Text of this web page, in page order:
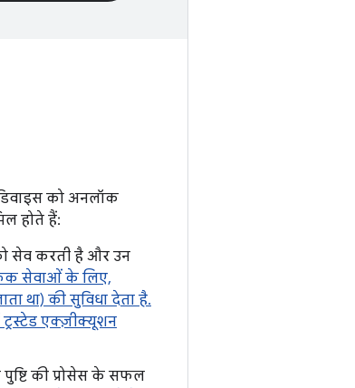
को अनलॉक
होते हैं:
सेव करती है और उन
सेवाओं के लिए,
था) की सुविधा देता है.
एक्ज़ीक्यूशन
की प्रोसेस के सफल